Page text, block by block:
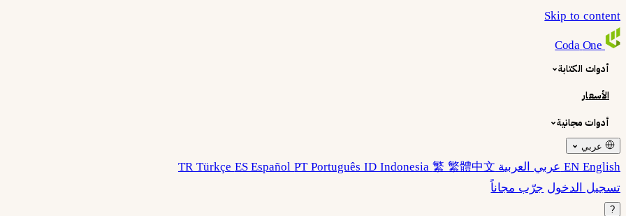
Skip to content
Coda One
أدوات الكتابة
الأسعار
أدوات مجانية
عربي
EN English عربي العربية TR Türkçe ES EspañolPT PortuguêsID Indonesia 繁 繁體中文
تسجيل الدخول جرّب مجاناً
?